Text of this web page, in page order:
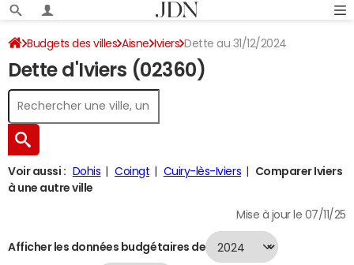
Budgets des villes Aisne Iviers Dette au 31/12/2024
Dette d'Iviers (02360)
Voir aussi : Dohis Coingt Cuiry-lès-Iviers
Comparer Iviers
à une autre ville
Mise à jour le 07/11/25
Afficher les données budgétaires de